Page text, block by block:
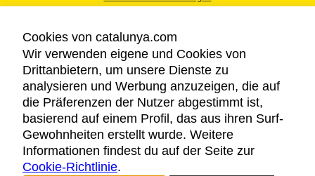
RECHTLICHER HINWEIS
DATENSCHUTZICHTLINIE
COOKIES
BARRIEREFREIHEIT
Cookies von catalunya.com
Wir verwenden eigene und Cookies von
Drittanbietern, um unsere Dienste zu
analysieren und Werbung anzuzeigen, die auf
die Präferenzen der Nutzer abgestimmt ist,
basierend auf einem Profil, das aus ihren Surf-
Gewohnheiten erstellt wurde. Weitere
Informationen findest du auf der Seite zur
Cookie-Richtlinie.